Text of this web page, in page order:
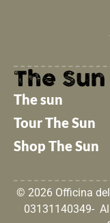
The Sun
The sun
Tour The Sun
Shop The Sun
© 2026 Officina del
03131140349-